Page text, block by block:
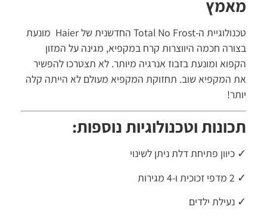
טכנולוגיית ה-Total No Frost החדשנית של Haier מונעת
חכמה היווצרות קרח במקפיא, מגינה על המזון
ומונעת בזבוז אנרגיה מיותר. לא תצטרכו להפשיר
המקפיא שוב. תחזוקת המקפיא מעולם לא הייתה קלה
וטכנולוגיות נוספות:
פתיחת דלת ניתן לשינוי
ילדים